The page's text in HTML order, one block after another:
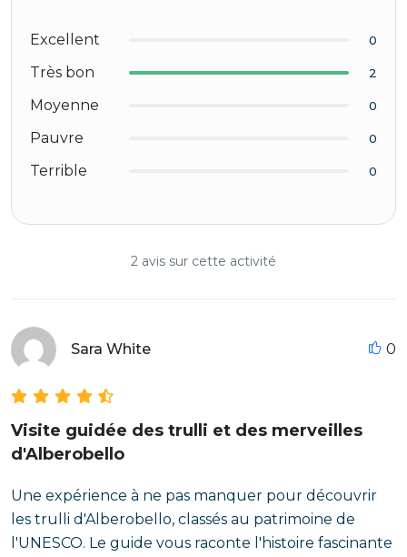
Excellent 0
Très bon 2
Moyenne 0
Pauvre 0
Terrible 0
2 avis sur cette activité
Sara White 0
Visite guidée des trulli et des merveilles
d'Alberobello
Une expérience à ne pas manquer pour découvrir
les trulli d'Alberobello, classés au patrimoine de
l'UNESCO. Le guide vous raconte l'histoire fascinante